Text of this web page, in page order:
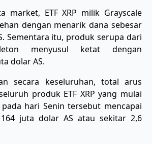
market, ETF XRP milik Grayscale
dengan menarik dana sebesar
Sementara itu, produk serupa dari
menyusul ketat dengan
dolar AS.
secara keseluruhan, total arus
produk ETF XRP yang mulai
hari Senin tersebut mencapai
juta dolar AS atau sekitar 2,6